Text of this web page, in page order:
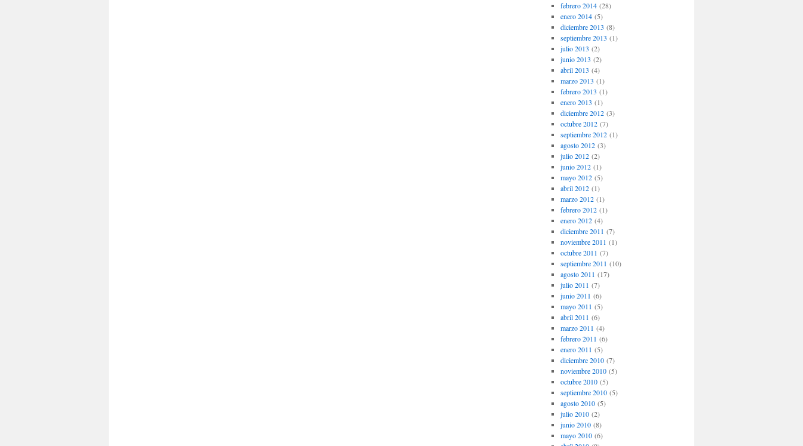
febrero 2014(28)
enero 2014(5)
diciembre 2013 (8)
septiembre 2013 (1)
julio 2013 (2)
junio 2013 (2)
abril 2013 (4)
marzo 2013 (1)
febrero 2013 (1)
enero 2013 (1)
diciembre 2012(3)
octubre 2012(7)
septiembre 2012(1)
agosto 2012(3)
julio 2012(2)
junio 2012(1)
mayo 2012(5)
abril 2012(1)
marzo 2012(1)
febrero 2012(1)
enero 2012(4)
diciembre 2011 (7)
noviembre 2011 (1)
octubre 2011 (7)
septiembre 2011 (10)
agosto 2011 (17)
julio 2011 (7)
junio 2011 (6)
mayo 2011 (5)
abril 2011 (6)
marzo 2011 (4)
febrero 2011 (6)
enero 2011 (5)
diciembre 2010(7)
noviembre 2010(5)
octubre 2010(5)
septiembre 2010(5)
agosto 2010(5)
julio 2010(2)
junio 2010(8)
mayo 2010(6)